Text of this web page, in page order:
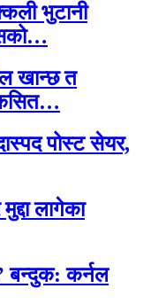
भुटानी
खान्छ त
पोस्ट सेयर,
लागेका
बन्दुक: कर्नल